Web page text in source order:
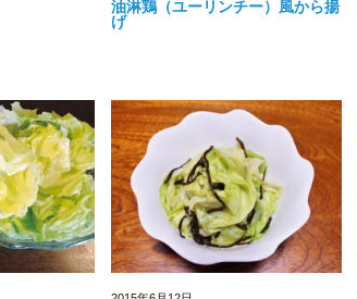
油淋鶏（ユーリンチー）風から揚
げ